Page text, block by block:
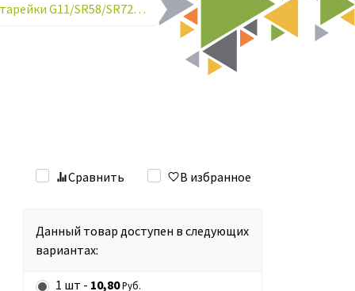
Часовые батарейки G11/SR58/SR721SW/362
Сравнить В избранное
Данный товар доступен в следующих
вариантах:
1 шт - 10,80 Руб.